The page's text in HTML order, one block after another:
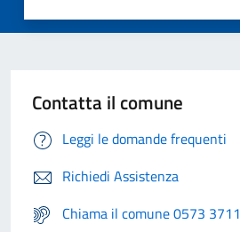
Contatta il comune
Leggi le domande frequenti
Richiedi Assistenza
Chiama il comune 0573 3711